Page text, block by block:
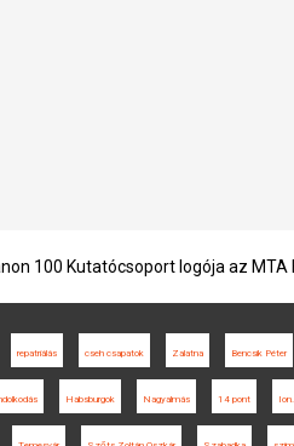
100 Kutatócsoport logója az
repatriálás cseh csapatok Zalatna Bencsik Péter
Habsburgok Nagyalmás 14 pont